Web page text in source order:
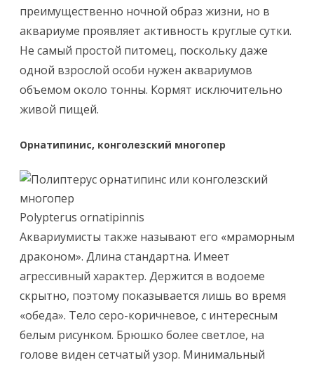
преимущественно ночной образ жизни, но в
аквариуме проявляет активность круглые сутки.
Не самый простой питомец, поскольку даже
одной взрослой особи нужен аквариумов
объемом около тонны. Кормят исключительно
живой пищей.
Орнатипинис, конголезский многопер
Polypterus ornatipinnis
Аквариумисты также называют его «мраморным
драконом». Длина стандартна. Имеет
агрессивный характер. Держится в водоеме
скрытно, поэтому показывается лишь во время
«обеда». Тело серо-коричневое, с интересным
белым рисунком. Брюшко более светлое, на
голове виден сетчатый узор. Минимальный